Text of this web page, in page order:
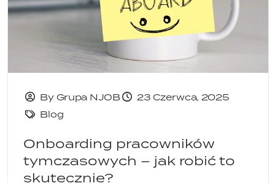
By Grupa NJOB
23 Czerwca, 2025
Blog
Onboarding pracowników
tymczasowych – jak robić to
skutecznie?